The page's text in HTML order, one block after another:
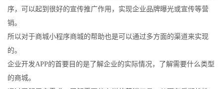
序，可以起到很好的宣传推广作用，实现企业品牌曝光或宣传等营
销。
所以对于商城小程序商城的帮助也是可以通过多方面的渠道来实现
的。
企业开发APP的首要目的是了解企业的实际情况，了解需要什么类型
的商城。